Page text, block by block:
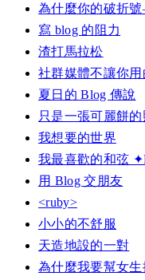
為什麼你的破折
寫 blog 的阻力
渣打馬拉松
社群媒體不讓你
夏日的 Blog 傳說
只是一張可麗餅
我想要的世界
我最喜歡的和弦
用 Blog 交朋友
<ruby>
小小的不舒服
天造地設的一對
為什麼我要幫女生